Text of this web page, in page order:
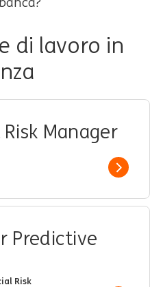
di lavoro in
Manager
Show
Predictive
Risk